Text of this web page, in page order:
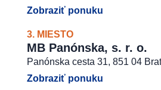
Zobraziť ponuku
3. MIESTO
MB Panónska, s. r. o.
Panónska cesta 31, 851 04
Zobraziť ponuku